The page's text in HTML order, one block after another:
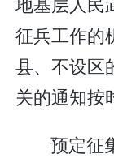
征兵工作的
县、不设区
关的通知按
预定征